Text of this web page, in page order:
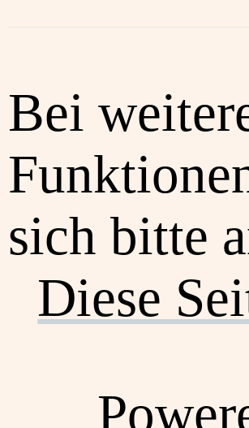
Bei
sich bitte
Diese